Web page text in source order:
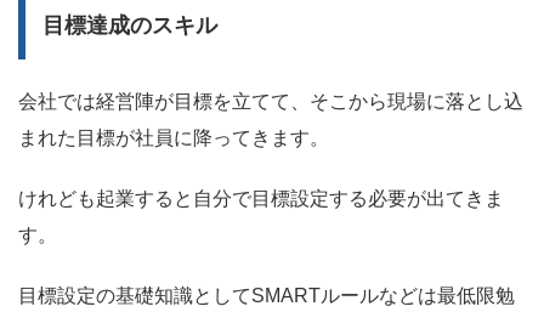
目標達成のスキル
会社では経営陣が目標を立てて、そこから現場に落とし込
まれた目標が社員に降ってきます。
けれども起業すると自分で目標設定する必要が出てきま
す。
目標設定の基礎知識としてSMARTルールなどは最低限勉